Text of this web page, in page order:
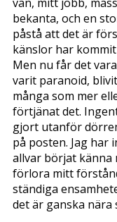
bekanta, och en
påstå att det är
känslor har
Men nu får det
varit paranoid,
många som mer
förtjänat det.
gjort utanför
på posten. Jag har
allvar börjat känna
förlora mitt
ständiga
det är ganska nära